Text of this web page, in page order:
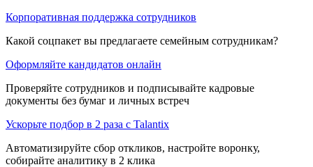
Корпоративная поддержка сотрудников
Какой соцпакет вы предлагаете семейным сотрудникам?
Оформляйте кандидатов онлайн
Проверяйте сотрудников и подписывайте кадровые
документы без бумаг и личных встреч
Ускорьте подбор в 2 раза с Talantix
Автоматизируйте сбор откликов, настройте воронку,
собирайте аналитику в 2 клика